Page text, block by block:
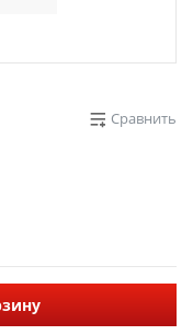
Сравнить